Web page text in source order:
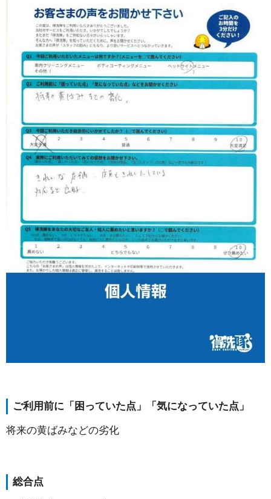
ご利用前に「困っていた点」「気になっていた点」
将来の黄ばみなどの劣化
総合点